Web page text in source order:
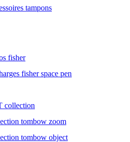
tampons
fisher
fisher space pen
collection
tombow zoom
tombow object